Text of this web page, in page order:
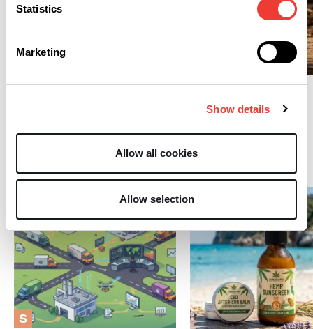
Statistics
Marketing
Show details
Allow all cookies
Allow selection
Marzo: il mese della
semina
S